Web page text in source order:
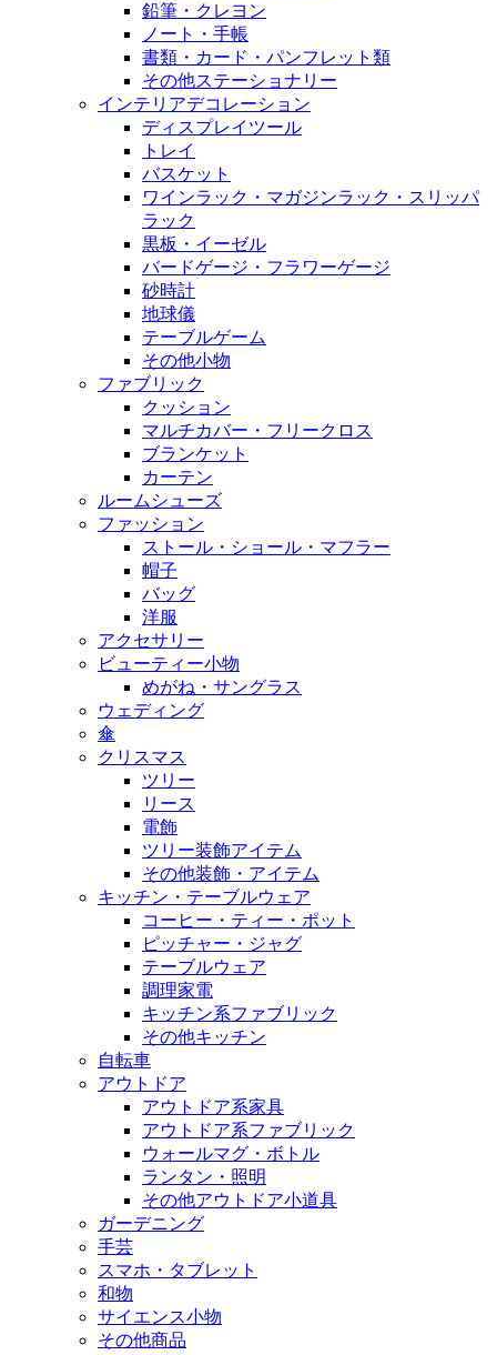
鉛筆・クレヨン
ノート・手帳
書類・カード・パンフレット類
その他ステーショナリー
インテリアデコレーション
ディスプレイツール
トレイ
バスケット
ワインラック・マガジンラック・スリッパ
ラック
黒板・イーゼル
バードゲージ・フラワーゲージ
砂時計
地球儀
テーブルゲーム
その他小物
ファブリック
クッション
マルチカバー・フリークロス
ブランケット
カーテン
ルームシューズ
ファッション
ストール・ショール・マフラー
帽子
バッグ
洋服
アクセサリー
ビューティー小物
めがね・サングラス
ウェディング
傘
クリスマス
ツリー
リース
電飾
ツリー装飾アイテム
その他装飾・アイテム
キッチン・テーブルウェア
コーヒー・ティー・ポット
ピッチャー・ジャグ
テーブルウェア
調理家電
キッチン系ファブリック
その他キッチン
自転車
アウトドア
アウトドア系家具
アウトドア系ファブリック
ウォールマグ・ボトル
ランタン・照明
その他アウトドア小道具
ガーデニング
手芸
スマホ・タブレット
和物
サイエンス小物
その他商品